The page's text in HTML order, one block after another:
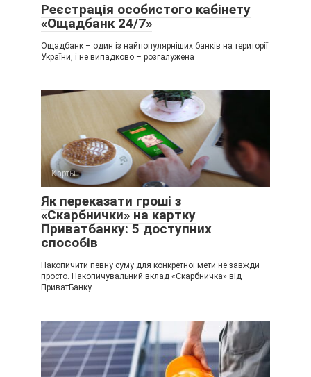
Реєстрація особистого кабінету
«Ощадбанк 24/7»
Ощадбанк – один із найпопулярніших банків на території
України, і не випадково – розгалужена
Карты
Як переказати гроші з
«Скарбнички» на картку
Приватбанку: 5 доступних
способів
Накопичити певну суму для конкретної мети не завжди
просто. Накопичувальний вклад «Скарбничка» від
ПриватБанку